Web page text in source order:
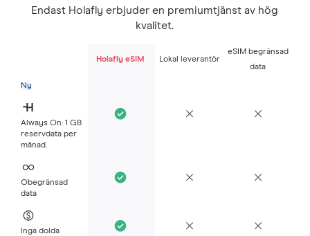
Endast Holafly erbjuder en premiumtjänst av hög
kvalitet.
Holafly eSIM Lokal leverantör
eSIM begränsad
data
Ny
Always On: 1 GB
reservdata per
månad.
Obegränsad
data
Inga dolda